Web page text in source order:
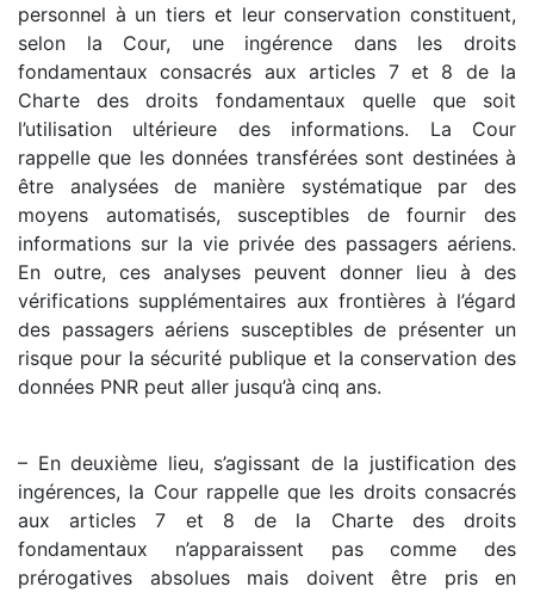
personnel à un tiers et leur conservation constituent,
selon la Cour, une ingérence dans les droits
fondamentaux consacrés aux articles 7 et 8 de la
Charte des droits fondamentaux quelle que soit
l’utilisation ultérieure des informations. La Cour
rappelle que les données transférées sont destinées à
être analysées de manière systématique par des
moyens automatisés, susceptibles de fournir des
informations sur la vie privée des passagers aériens.
En outre, ces analyses peuvent donner lieu à des
vérifications supplémentaires aux frontières à l’égard
des passagers aériens susceptibles de présenter un
risque pour la sécurité publique et la conservation des
données PNR peut aller jusqu’à cinq ans.
– En deuxième lieu, s’agissant de la justification des
ingérences, la Cour rappelle que les droits consacrés
aux articles 7 et 8 de la Charte des droits
fondamentaux n’apparaissent pas comme des
prérogatives absolues mais doivent être pris en